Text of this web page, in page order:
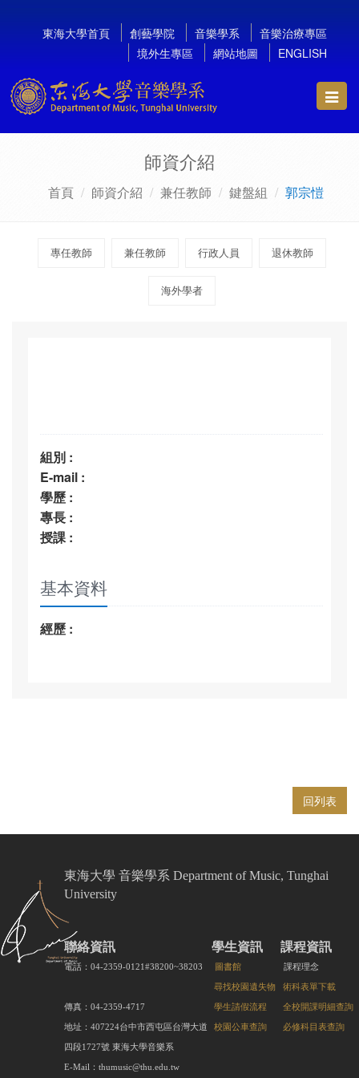
東海大學首頁 創藝學院 音樂學系
音樂治療專區
境外生專區
網站地圖 ENGLISH
師資介紹
首頁 師資介紹 兼任教師 鍵盤組 郭宗愷
專任教師 兼任教師 行政人員 退休教師
海外學者
組別 :
E-mail :
學歷 :
專長 :
授課 :
基本資料
經歷 :
回列表
東海大學 音樂學系 Department of Music, Tunghai
University
聯絡資訊
電話：04-2359-0121#38200~38203
傳真：04-2359-4717
地址：407224台中市西屯區台灣大道
四段1727號 東海大學音樂系
E-Mail：thumusic@thu.edu.tw
學生資訊
圖書館
尋找校園遺失物
學生請假流程
校園公車查詢
課程資訊
課程理念
術科表單下載
全校開課明細查詢
必修科目表查詢